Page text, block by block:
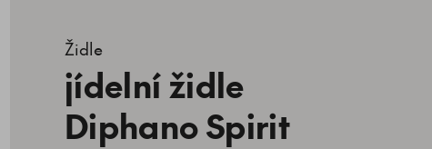
Židle
jídelní židle
Diphano Spirit